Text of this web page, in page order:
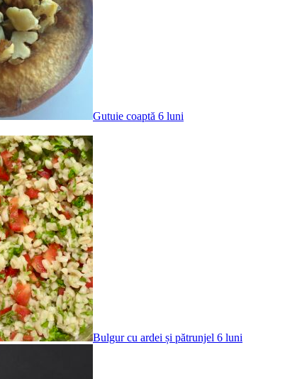
Gutuie coaptă 6 luni
Bulgur cu ardei și pătrunjel 6 luni